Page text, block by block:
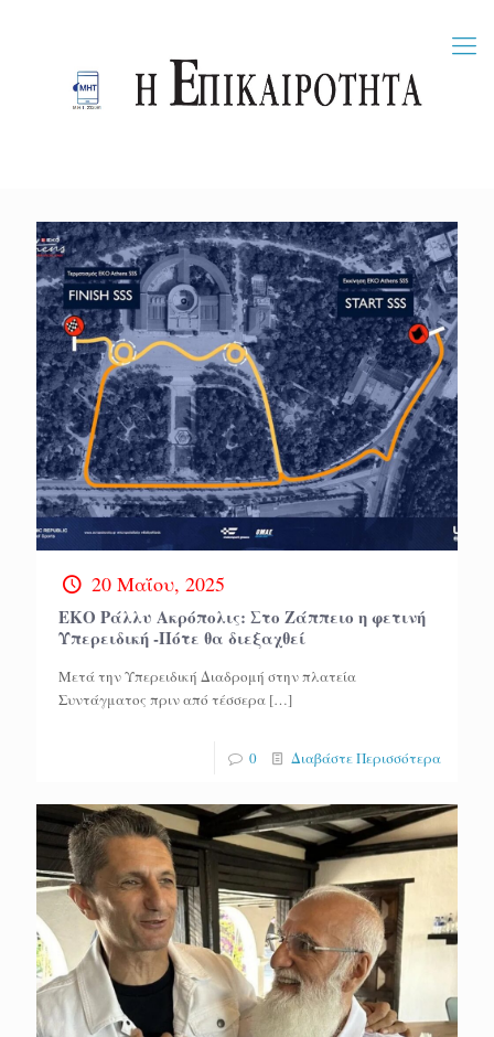
20 Μαΐου, 2025
ΕΚΟ Ράλλυ Ακρόπολις: Στο Ζάππειο η φετινή
Υπερειδική -Πότε θα διεξαχθεί
Μετά την Υπερειδική Διαδρομή στην πλατεία
Συντάγματος πριν από τέσσερα […]
0 Διαβάστε Περισσότερα